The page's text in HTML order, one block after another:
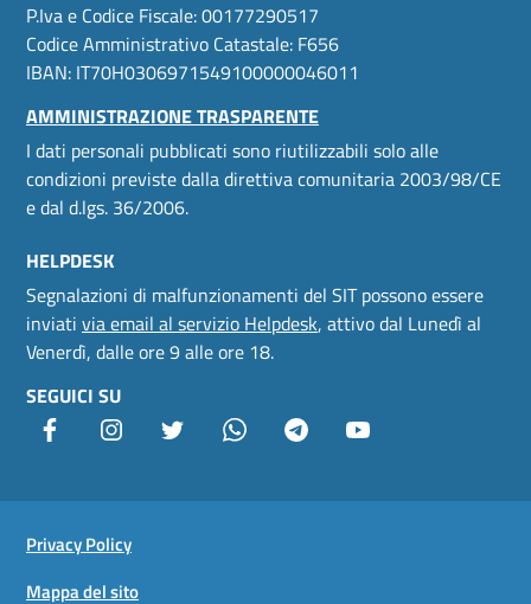
P.Iva e Codice Fiscale: 00177290517
Codice Amministrativo Catastale: F656
IBAN: IT70H0306971549100000046011
AMMINISTRAZIONE TRASPARENTE
I dati personali pubblicati sono riutilizzabili solo alle
condizioni previste dalla direttiva comunitaria 2003/98/CE
e dal d.lgs. 36/2006.
HELPDESK
Segnalazioni di malfunzionamenti del SIT possono essere
inviati via email al servizio Helpdesk, attivo dal Lunedì al
Venerdì, dalle ore 9 alle ore 18.
SEGUICI SU
Facebook Instagram Twitter Whatsapp Telegram
Small
prints
Useful links section
Privacy Policy
Mappa del sito